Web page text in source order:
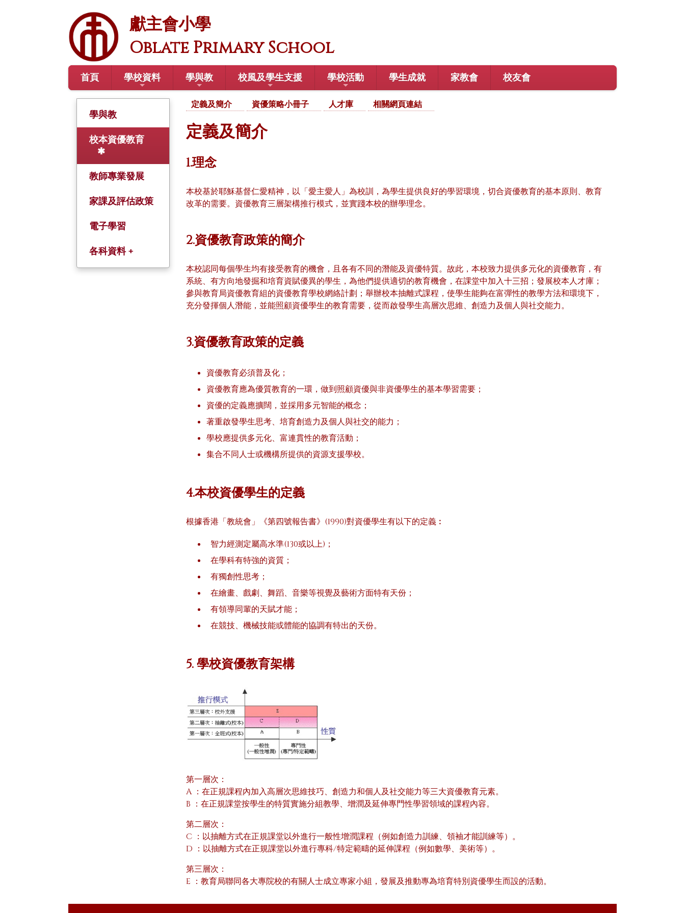
獻主會小學
Oblate Primary School
首頁 學校資料 學與教 校風及學生支援 學校活動 學生成就 家教會 校友會
學與教
校本資優教育
教師專業發展
家課及評估政策
電子學習
各科資料 +
定義及簡介 資優策略小冊子 人才庫 相關網頁連結
定義及簡介
1.理念
本校基於耶穌基督仁愛精神，以「愛主愛人」為校訓，為學生提供良好的學習環境，切合資優教育的基本原則、教育
改革的需要。資優教育三層架構推行模式，並實踐本校的辦學理念。
2.資優教育政策的簡介
本校認同每個學生均有接受教育的機會，且各有不同的潛能及資優特質。故此，本校致力提供多元化的資優教育，有
系統、有方向地發掘和培育資賦優異的學生，為他們提供適切的教育機會，在課堂中加入十三招；發展校本人才庫；
參與教育局資優教育組的資優教育學校網絡計劃；舉辦校本抽離式課程，使學生能夠在富彈性的教學方法和環境下，
充分發揮個人潛能，並能照顧資優學生的教育需要，從而啟發學生高層次思維、創造力及個人與社交能力。
3.資優教育政策的定義
資優教育必須普及化；
資優教育應為優質教育的一環，做到照顧資優與非資優學生的基本學習需要；
資優的定義應擴闊，並採用多元智能的概念；
著重啟發學生思考、培育創造力及個人與社交的能力；
學校應提供多元化、富連貫性的教育活動；
集合不同人士或機構所提供的資源支援學校。
4.本校資優學生的定義
根據香港「教統會」《第四號報告書》(1990)對資優學生有以下的定義︰
智力經測定屬高水準(130或以上)；
在學科有特強的資質；
有獨創性思考；
在繪畫、戲劇、舞蹈、音樂等視覺及藝術方面特有天份；
有領導同輩的天賦才能；
在競技、機械技能或體能的協調有特出的天份。
5. 學校資優教育架構
第一層次：
A ：在正規課程內加入高層次思維技巧、創造力和個人及社交能力等三大資優教育元素。
B ：在正規課堂按學生的特質實施分組教學、增潤及延伸專門性學習領域的課程內容。
第二層次：
C ：以抽離方式在正規課堂以外進行一般性增潤課程（例如創造力訓練、領袖才能訓練等）。
D ：以抽離方式在正規課堂以外進行專科/特定範疇的延伸課程（例如數學、美術等）。
第三層次：
E ：教育局聯同各大專院校的有關人士成立專家小組，發展及推動專為培育特別資優學生而設的活動。